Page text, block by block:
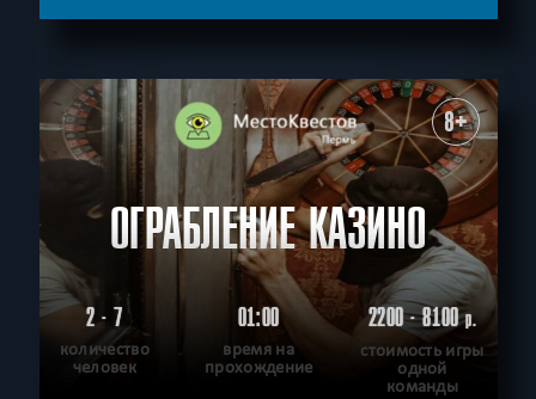
8+
ОГРАБЛЕНИЕ КАЗИНО
2 - 7
количество
человек
01:00
время на
прохождение
2200 - 8100р.
стоимость игры
одной
команды